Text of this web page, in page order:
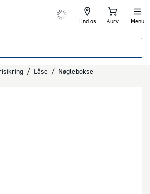
Find os Kurv Menu
/ Låse / Nøglebokse